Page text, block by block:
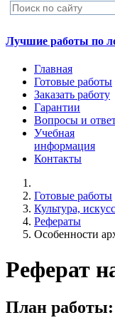
Лучшие работы по
Главная
Готовые работы
Заказать работу
Гарантии
Вопросы и
Учебная
информация
Контакты
Готовые работы
Культура,
Рефераты
Особенности
Реферат
План работы: